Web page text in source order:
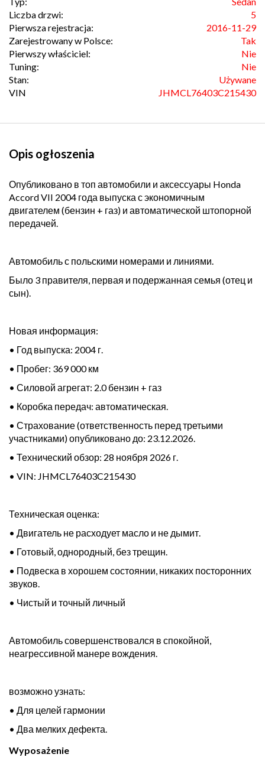
Liczba drzwi:
5
Pierwsza rejestracja:
2016-11-29
Zarejestrowany w Polsce:
Tak
Pierwszy właściciel:
Nie
Tuning:
Nie
Stan:
Używane
VIN
JHMCL76403C215430
Opis ogłoszenia
Опубликовано в топ автомобили и аксессуары Honda
Accord VII 2004 года выпуска с экономичным
двигателем (бензин + газ) и автоматической штопорной
передачей.
Автомобиль с польскими номерами и линиями.
Было 3 правителя, первая и подержанная семья (отец и
сын).
Новая информация:
• Год выпуска: 2004 г.
• Пробег: 369 000 км
• Силовой агрегат: 2.0 бензин + газ
• Коробка передач: автоматическая.
• Страхование (ответственность перед третьими
участниками) опубликовано до: 23.12.2026.
• Технический обзор: 28 ноября 2026 г.
• VIN: JHMCL76403C215430
Техническая оценка:
• Двигатель не расходует масло и не дымит.
• Готовый, однородный, без трещин.
• Подвеска в хорошем состоянии, никаких посторонних
звуков.
• Чистый и точный личный
Автомобиль совершенствовался в спокойной,
неагрессивной манере вождения.
возможно узнать:
• Для целей гармонии
• Два мелких дефекта.
Wyposażenie